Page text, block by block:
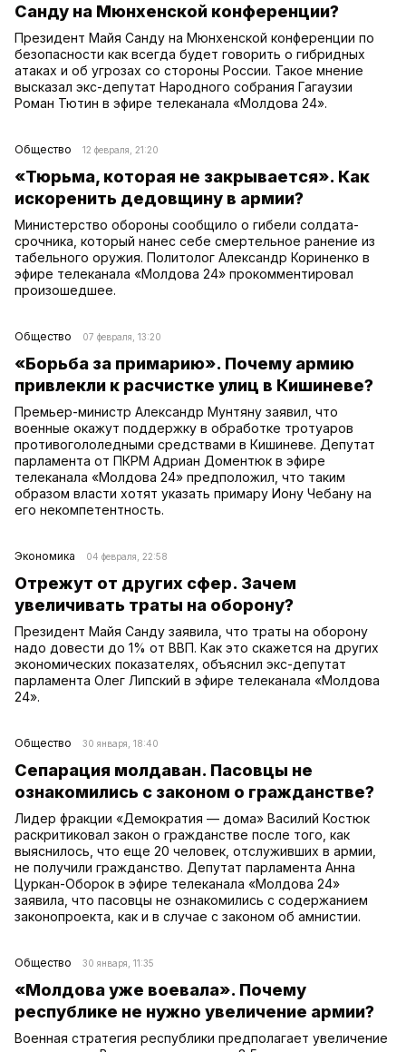
Санду на Мюнхенской конференции?
Президент Майя Санду на Мюнхенской конференции по
безопасности как всегда будет говорить о гибридных
атаках и об угрозах со стороны России. Такое мнение
высказал экс-депутат Народного собрания Гагаузии
Роман Тютин в эфире телеканала «Молдова 24».
Общество 12 февраля, 21:20
«Тюрьма, которая не закрывается». Как
искоренить дедовщину в армии?
Министерство обороны сообщило о гибели солдата-
срочника, который нанес себе смертельное ранение из
табельного оружия. Политолог Александр Кориненко в
эфире телеканала «Молдова 24» прокомментировал
произошедшее.
Общество 07 февраля, 13:20
«Борьба за примарию». Почему армию
привлекли к расчистке улиц в Кишиневе?
Премьер-министр Александр Мунтяну заявил, что
военные окажут поддержку в обработке тротуаров
противогололедными средствами в Кишиневе. Депутат
парламента от ПКРМ Адриан Доментюк в эфире
телеканала «Молдова 24» предположил, что таким
образом власти хотят указать примару Иону Чебану на
его некомпетентность.
Экономика 04 февраля, 22:58
Отрежут от других сфер. Зачем
увеличивать траты на оборону?
Президент Майя Санду заявила, что траты на оборону
надо довести до 1% от ВВП. Как это скажется на других
экономических показателях, объяснил экс-депутат
парламента Олег Липский в эфире телеканала «Молдова
24».
Общество 30 января, 18:40
Сепарация молдаван. Пасовцы не
ознакомились с законом о гражданстве?
Лидер фракции «Демократия — дома» Василий Костюк
раскритиковал закон о гражданстве после того, как
выяснилось, что еще 20 человек, отслуживших в армии,
не получили гражданство. Депутат парламента Анна
Цуркан-Оборок в эфире телеканала «Молдова 24»
заявила, что пасовцы не ознакомились с содержанием
законопроекта, как и в случае с законом об амнистии.
Общество 30 января, 11:35
«Молдова уже воевала». Почему
республике не нужно увеличение армии?
Военная стратегия республики предполагает увеличение